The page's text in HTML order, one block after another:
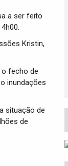
a ser feito
Kristin,
o fecho de
inundações
situação de
de